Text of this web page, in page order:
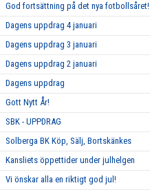
God fortsättning på det nya fotbollsåret!
Dagens uppdrag 4 januari
Dagens uppdrag 3 januari
Dagens uppdrag 2 januari
Dagens uppdrag
Gott Nytt År!
SBK - UPPDRAG
Solberga BK Köp, Sälj, Bortskänkes
Kansliets öppettider under julhelgen
Vi önskar alla en riktigt god jul!